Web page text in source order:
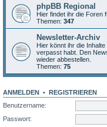
phpBB Regional
Hier findet ihr die Foren
Themen: 347
Newsletter-Archiv
Hier könnt ihr die
verpasst habt. Den
wieder abbestellen.
Themen: 75
ANMELDEN • REGISTRIEREN
Benutzername:
Passwort: